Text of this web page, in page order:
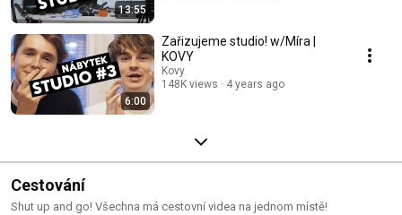
13:55
6:00
Zařizujeme studio! w/Míra |
KOVY
Kovy
148K views
4 years ago
Cestování
Shut up and go! Všechna má cestovní videa na jednom místě!